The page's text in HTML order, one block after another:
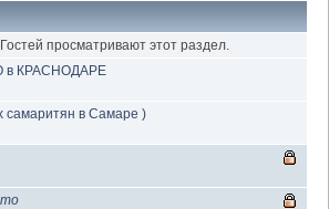
просматривают этот раздел.
в КРАСНОДАРЕ
в Самаре )